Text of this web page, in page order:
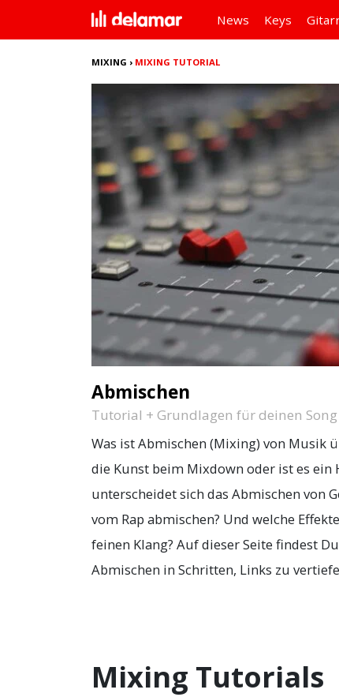
News Keys
MIXING › MIXING TUTORIAL
Abmischen
Tutorial + Grundlagen für deinen
Was ist Abmischen (Mixing) von Musik
die Kunst beim Mixdown oder ist es ein
unterscheidet sich das Abmischen von
vom Rap abmischen? Und welche
feinen Klang? Auf dieser Seite findest
Abmischen in Schritten, Links zu
Mixing Tutorials